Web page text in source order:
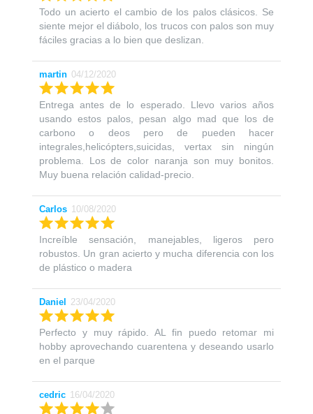
Todo un acierto el cambio de los palos clásicos. Se
siente mejor el diábolo, los trucos con palos son muy
fáciles gracias a lo bien que deslizan.
martin 04/12/2020
Entrega antes de lo esperado. Llevo varios años
usando estos palos, pesan algo mad que los de
carbono o deos pero de pueden hacer
integrales,helicópters,suicidas, vertax sin ningún
problema. Los de color naranja son muy bonitos.
Muy buena relación calidad-precio.
Carlos 10/08/2020
Increíble sensación, manejables, ligeros pero
robustos. Un gran acierto y mucha diferencia con los
de plástico o madera
Daniel 23/04/2020
Perfecto y muy rápido. AL fin puedo retomar mi
hobby aprovechando cuarentena y deseando usarlo
en el parque
cedric 16/04/2020